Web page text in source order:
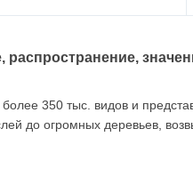
350 тыс. видов и
до огромных деревьев,